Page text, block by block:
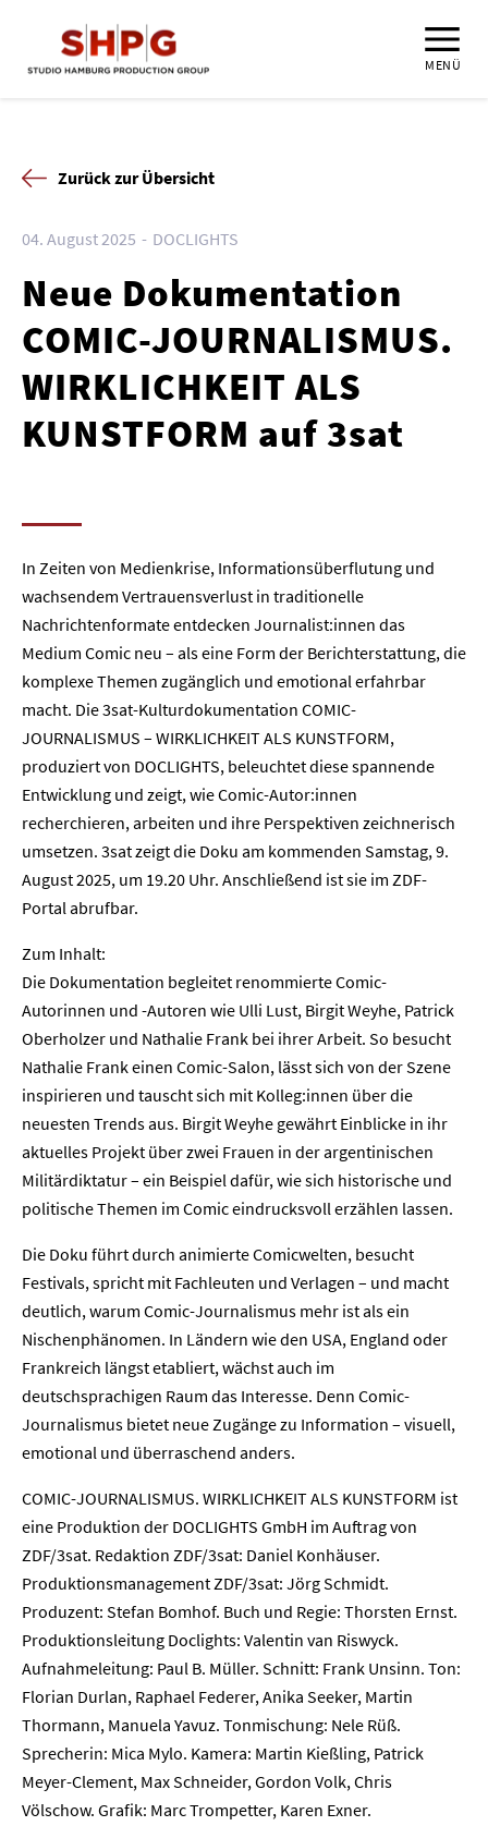
MENÜ
Zurück zur Übersicht
04. August 2025 DOCLIGHTS
Neue Dokumentation
COMIC-JOURNALISMUS.
WIRKLICHKEIT ALS
KUNSTFORM auf 3sat
In Zeiten von Medienkrise, Informationsüberflutung und
wachsendem Vertrauensverlust in traditionelle
Nachrichtenformate entdecken Journalist:innen das
Medium Comic neu – als eine Form der Berichterstattung, die
komplexe Themen zugänglich und emotional erfahrbar
macht. Die 3sat-Kulturdokumentation COMIC-
JOURNALISMUS – WIRKLICHKEIT ALS KUNSTFORM,
produziert von DOCLIGHTS, beleuchtet diese spannende
Entwicklung und zeigt, wie Comic-Autor:innen
recherchieren, arbeiten und ihre Perspektiven zeichnerisch
umsetzen. 3sat zeigt die Doku am kommenden Samstag, 9.
August 2025, um 19.20 Uhr. Anschließend ist sie im ZDF-
Portal abrufbar.
Zum Inhalt:
Die Dokumentation begleitet renommierte Comic-
Autorinnen und -Autoren wie Ulli Lust, Birgit Weyhe, Patrick
Oberholzer und Nathalie Frank bei ihrer Arbeit. So besucht
Nathalie Frank einen Comic-Salon, lässt sich von der Szene
inspirieren und tauscht sich mit Kolleg:innen über die
neuesten Trends aus. Birgit Weyhe gewährt Einblicke in ihr
aktuelles Projekt über zwei Frauen in der argentinischen
Militärdiktatur – ein Beispiel dafür, wie sich historische und
politische Themen im Comic eindrucksvoll erzählen lassen.
Die Doku führt durch animierte Comicwelten, besucht
Festivals, spricht mit Fachleuten und Verlagen – und macht
deutlich, warum Comic-Journalismus mehr ist als ein
Nischenphänomen. In Ländern wie den USA, England oder
Frankreich längst etabliert, wächst auch im
deutschsprachigen Raum das Interesse. Denn Comic-
Journalismus bietet neue Zugänge zu Information – visuell,
emotional und überraschend anders.
COMIC-JOURNALISMUS. WIRKLICHKEIT ALS KUNSTFORM ist
eine Produktion der DOCLIGHTS GmbH im Auftrag von
ZDF/3sat. Redaktion ZDF/3sat: Daniel Konhäuser.
Produktionsmanagement ZDF/3sat: Jörg Schmidt.
Produzent: Stefan Bomhof. Buch und Regie: Thorsten Ernst.
Produktionsleitung Doclights: Valentin van Riswyck.
Aufnahmeleitung: Paul B. Müller. Schnitt: Frank Unsinn. Ton:
Florian Durlan, Raphael Federer, Anika Seeker, Martin
Thormann, Manuela Yavuz. Tonmischung: Nele Rüß.
Sprecherin: Mica Mylo. Kamera: Martin Kießling, Patrick
Meyer-Clement, Max Schneider, Gordon Volk, Chris
Völschow. Grafik: Marc Trompetter, Karen Exner.
Home
Unternehmen
Presse
Karriere
Kontakt